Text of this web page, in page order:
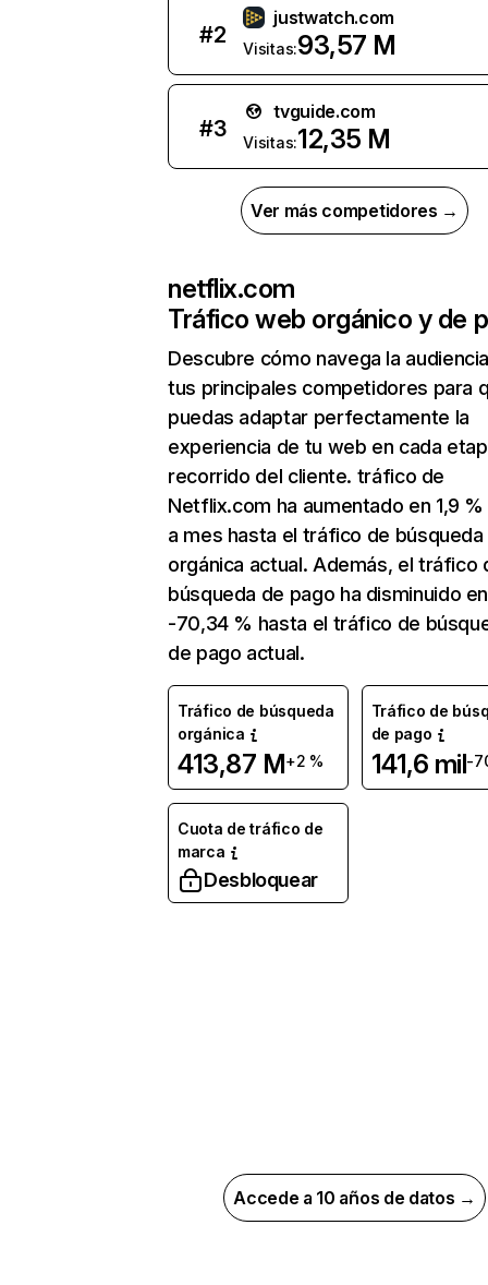
#2
justwatch.com
Visitas:93,57 M
#3
tvguide.com
Visitas:12,35 M
Ver más competidores →
netflix.com
Tráfico web orgánico y de
Descubre cómo navega la
tus principales competidores para
puedas adaptar perfectamente la
experiencia de tu web en cada
recorrido del cliente. tráfico de
Netflix.com ha aumentado en 1,9
a mes hasta el tráfico de búsqueda
orgánica actual. Además, el tráfico
búsqueda de pago ha disminuido en
-70,34 % hasta el tráfico de
de pago actual.
Tráfico de búsqueda
orgánica
413,87 M+2 %
Tráfico de
de pago
141,6 mil-
Cuota de tráfico de
marca
Desbloquear
Accede a 10 años de datos →